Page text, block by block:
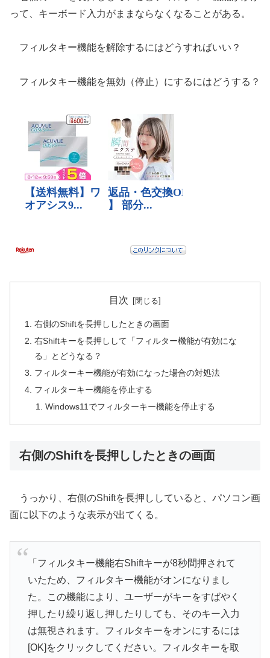
って、キーボード入力がままならなくなることがある。
フィルタキー機能を解除するにはどうすればいい？
フィルタキー機能を無効（停止）にするにはどうする？
目次
右側のShiftを長押ししたときの画面
右Shiftキーを長押しして「フィルター機能が有効にな
る」とどうなる？
フィルターキー機能が有効になった場合の対処法
フィルターキー機能を停止する
Windows11でフィルターキー機能を停止する
右側のShiftを長押ししたときの画面
うっかり、右側のShiftを長押ししていると、パソコン画
面に以下のような表示が出てくる。
「フィルタキー機能右Shiftキーが8秒間押されて
いたため、フィルタキー機能がオンになりまし
た。この機能により、ユーザーがキーをすばやく
押したり繰り返し押したりしても、そのキー入力
は無視されます。フィルタキーをオンにするには
[OK]をクリックしてください。フィルタキーを取